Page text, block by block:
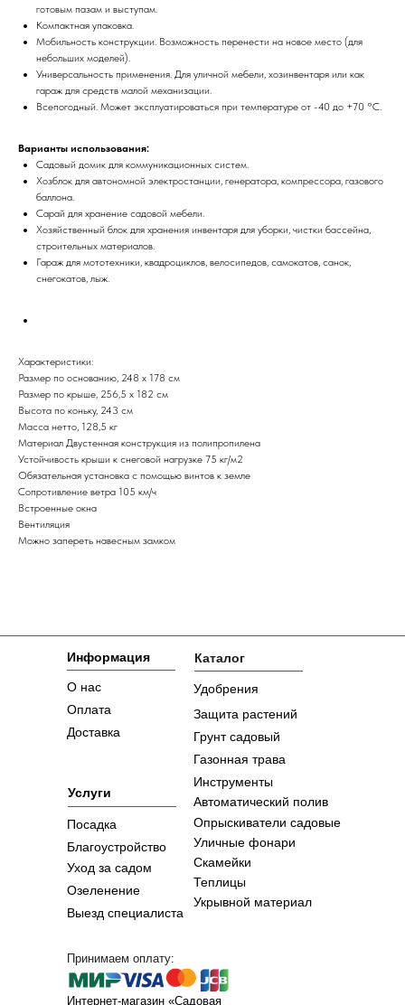
готовым пазам и выступам.
Компактная упаковка.
Мобильность конструкции. Возможность перенести на новое место (для
небольших моделей).
Универсальность применения. Для уличной мебели, хозинвентаря или как
гараж для средств малой механизации.
Всепогодный. Может эксплуатироваться при температуре от -40 до +70 °С.
Варианты использования:
Садовый домик для коммуникационных систем.
Хозблок для автономной электростанции, генератора, компрессора, газового
баллона.
Сарай для хранение садовой мебели.
Хозяйственный блок для хранения инвентаря для уборки, чистки бассейна,
строительных материалов.
Гараж для мототехники, квадроциклов, велосипедов, самокатов, санок,
снегокатов, лыж.
Характеристики:
Размер по основанию, 248 х 178 см
Размер по крыше, 256,5 x 182 см
Высота по коньку, 243 см
Масса нетто, 128,5 кг
Материал Двустенная конструкция из полипропилена
Устойчивость крыши к снеговой нагрузке 75 кг/м2
Обязательная установка с помощью винтов к земле
Сопротивление ветра 105 км/ч
Встроенные окна
Вентиляция
Можно запереть навесным замком
Информация Каталог
Услуги
Интернет-магазин «Садовая
О нас
Оплата
Выезд специалиста
Уход за садом
Благоустройство
Озеленение
Доставка
Посадка
Удобрения
Защита растений
Грунт садовый
Газонная трава
Инструменты
Автоматический полив
Опрыскиватели садовые
Уличные фонари
Скамейки
Теплицы
Укрывной материал
Принимаем оплату: